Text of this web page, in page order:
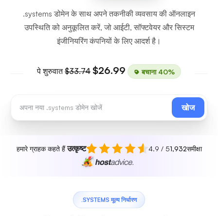
.systems डोमेन के साथ अपने तकनीकी व्यवसाय की ऑनलाइन
उपस्थिति को अनुकूलित करें, जो आईटी, सॉफ्टवेयर और सिस्टम
इंजीनियरिंग कंपनियों के लिए आदर्श है।
पे शुरुवात$33.74 $26.99 बचाना 40%
खोज
हमारे ग्राहक कहते हैंउत्कृष्ट 4.9 / 51,932समीक्षा
.SYSTEMS मूल्य निर्धारण